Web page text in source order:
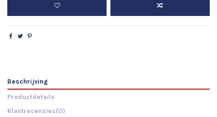
Beschrijving
Productdetails
Klantrecensies(0)